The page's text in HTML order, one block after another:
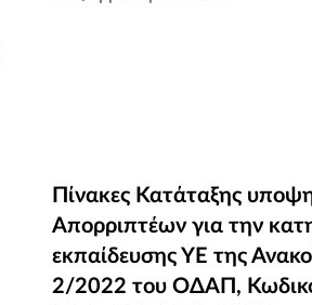
Πίνακες Κατάταξης
Απορριπτέων για την
εκπαίδευσης ΥΕ της
2/2022 του ΟΔΑΠ,
Πίνακες Κατάταξης
Απορριπτέων για την
εκπαίδευσης ΥΕ της
2/2022 του ΟΔΑΠ,